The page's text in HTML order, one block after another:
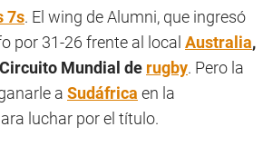
7s. El wing de Alumni, que ingresó
por 31-26 frente al local Australia,
Circuito Mundial de rugby. Pero la
a Sudáfrica en la
luchar por el título.